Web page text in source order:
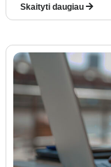
Skaityti daugiau